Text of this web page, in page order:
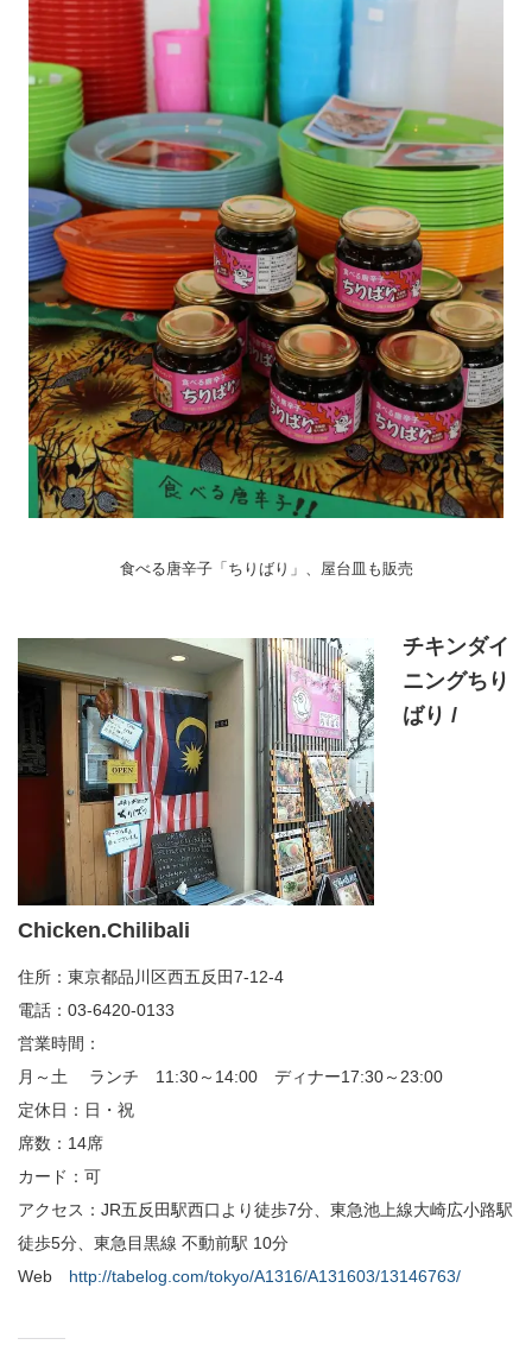
食べる唐辛子「ちりばり」、屋台皿も販売
チキンダイ
ニングちり
ばり /
Chicken.Chilibali
住所：東京都品川区西五反田7-12-4
電話：03-6420-0133
営業時間：
月～土 ランチ 11:30～14:00 ディナー17:30～23:00
定休日：日・祝
席数：14席
カード：可
アクセス：JR五反田駅西口より徒歩7分、東急池上線大崎広小路駅
徒歩5分、東急目黒線 不動前駅 10分
Web http://tabelog.com/tokyo/A1316/A131603/13146763/